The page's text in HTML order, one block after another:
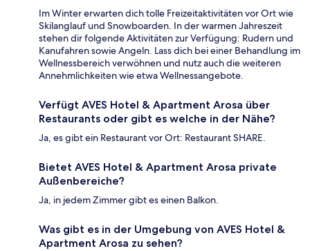
Im Winter erwarten dich tolle Freizeitaktivitäten vor Ort wie
Skilanglauf und Snowboarden. In der warmen Jahreszeit
stehen dir folgende Aktivitäten zur Verfügung: Rudern und
Kanufahren sowie Angeln. Lass dich bei einer Behandlung im
Wellnessbereich verwöhnen und nutz auch die weiteren
Annehmlichkeiten wie etwa Wellnessangebote.
Verfügt AVES Hotel & Apartment Arosa über
Restaurants oder gibt es welche in der Nähe?
Ja, es gibt ein Restaurant vor Ort: Restaurant SHARE.
Bietet AVES Hotel & Apartment Arosa private
Außenbereiche?
Ja, in jedem Zimmer gibt es einen Balkon.
Was gibt es in der Umgebung von AVES Hotel &
Apartment Arosa zu sehen?